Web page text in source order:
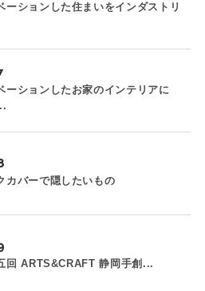
ーションした住まいをインダストリ
ーションしたお家のインテリアに
カバーで隠したいもの
回 ARTS&CRAFT 静岡手創...